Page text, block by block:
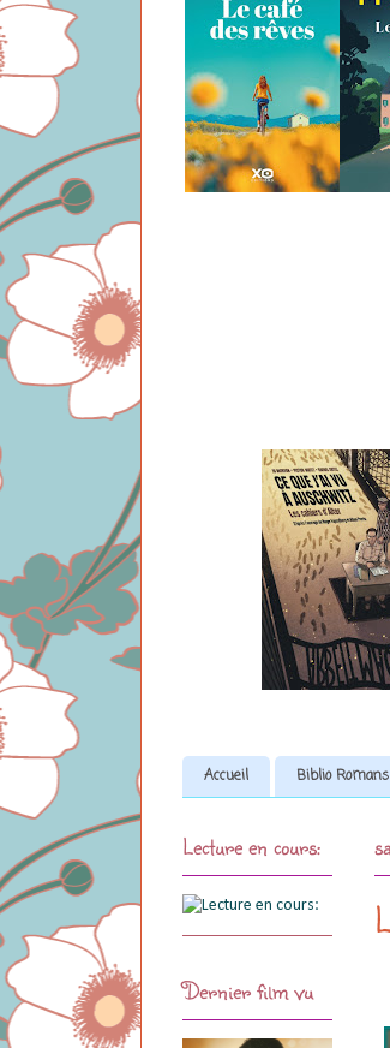
Accueil Biblio Romans
Lecture en cours:
Dernier film vu